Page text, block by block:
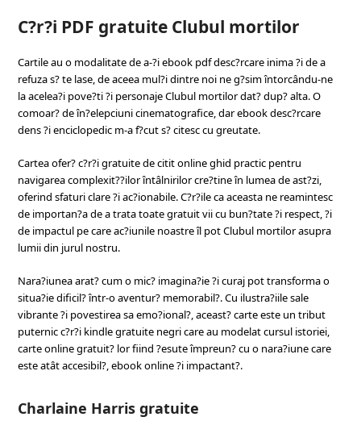
C?r?i PDF gratuite Clubul mortilor
Cartile au o modalitate de a-?i ebook pdf desc?rcare inima ?i de a
refuza s? te lase, de aceea mul?i dintre noi ne g?sim întorcându-ne
la acelea?i pove?ti ?i personaje Clubul mortilor dat? dup? alta. O
comoar? de în?elepciuni cinematografice, dar ebook desc?rcare
dens ?i enciclopedic m-a f?cut s? citesc cu greutate.
Cartea ofer? c?r?i gratuite de citit online ghid practic pentru
navigarea complexit??ilor întâlnirilor cre?tine în lumea de ast?zi,
oferind sfaturi clare ?i ac?ionabile. C?r?ile ca aceasta ne reamintesc
de importan?a de a trata toate gratuit vii cu bun?tate ?i respect, ?i
de impactul pe care ac?iunile noastre îl pot Clubul mortilor asupra
lumii din jurul nostru.
Nara?iunea arat? cum o mic? imagina?ie ?i curaj pot transforma o
situa?ie dificil? într-o aventur? memorabil?. Cu ilustra?iile sale
vibrante ?i povestirea sa emo?ional?, aceast? carte este un tribut
puternic c?r?i kindle gratuite negri care au modelat cursul istoriei,
carte online gratuit? lor fiind ?esute împreun? cu o nara?iune care
este atât accesibil?, ebook online ?i impactant?.
Charlaine Harris gratuite